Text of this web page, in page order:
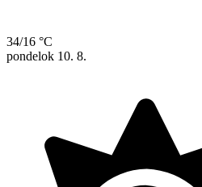
34/16 °C
pondelok 10. 8.